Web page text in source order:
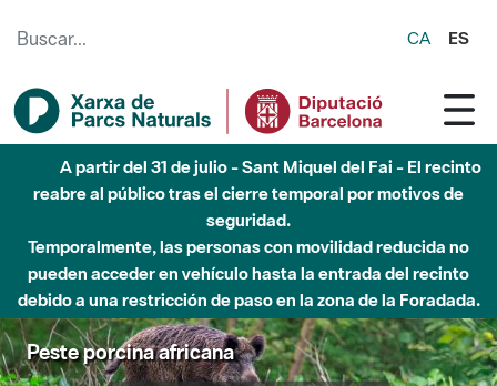
CA ES
A partir del 31 de julio - Sant Miquel del Fai - El recinto
reabre al público tras el cierre temporal por motivos de
seguridad.
Temporalmente, las personas con movilidad reducida no
pueden acceder en vehículo hasta la entrada del recinto
debido a una restricción de paso en la zona de la Foradada.
Peste porcina africana